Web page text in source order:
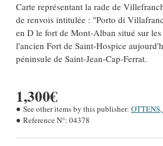
Carte représentant la rade de
de renvois intitulée : "Porto di
en D le fort de Mont-Alban situé sur
l'ancien Fort de Saint-Hospice
péninsule de Saint-Jean-Cap-Ferrat.
1,300€
See other items by this publisher:
Reference N°: 04378